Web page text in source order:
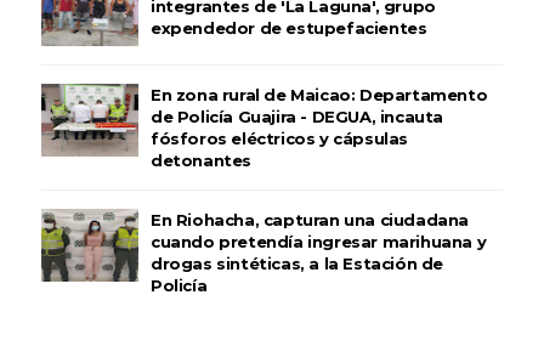
integrantes de 'La Laguna', grupo
expendedor de estupefacientes
En zona rural de Maicao: Departamento
de Policía Guajira - DEGUA, incauta
fósforos eléctricos y cápsulas
detonantes
En Riohacha, capturan una ciudadana
cuando pretendía ingresar marihuana y
drogas sintéticas, a la Estación de
Policía